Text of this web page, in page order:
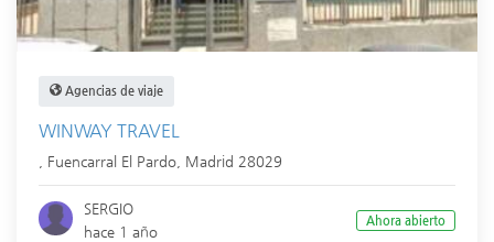
Agencias de viaje
WINWAY TRAVEL
Fuencarral El Pardo Madrid 28029
SERGIO
hace 1 año
Ahora abierto